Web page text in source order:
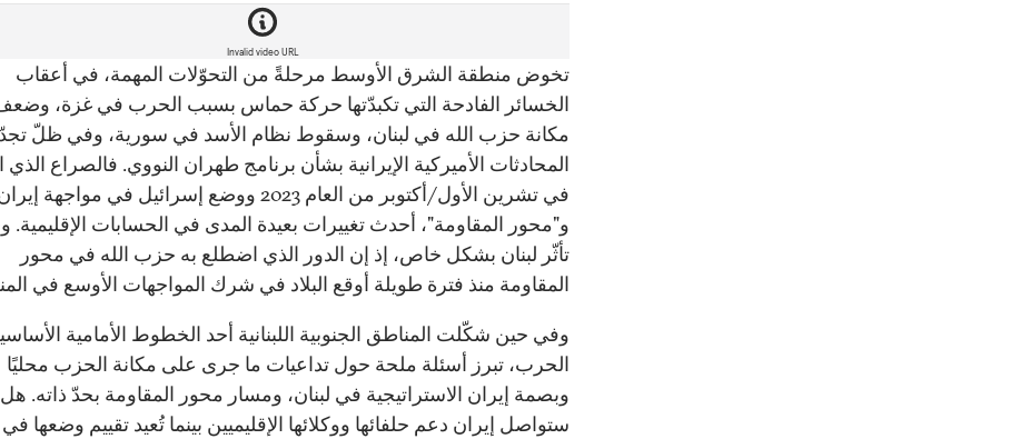
Invalid video URL
تخوض منطقة الشرق الأوسط مرحلةً من التحوّلات المهمة، في أعقاب
الخسائر الفادحة التي تكبدّتها حركة حماس بسبب الحرب في غزة،
مكانة حزب الله في لبنان، وسقوط نظام الأسد في سورية، وفي ظلّ
المحادثات الأميركية الإيرانية بشأن برنامج طهران النووي. فالصراع الذي
في تشرين الأول/أكتوبر من العام 2023 ووضع إسرائيل في مواجهة
و"محور المقاومة"، أحدث تغييرات بعيدة المدى في الحسابات الإقليمية.
تأثّر لبنان بشكل خاص، إذ إن الدور الذي اضطلع به حزب الله في محور
المقاومة منذ فترة طويلة أوقع البلاد في شرك المواجهات الأوسع في
وفي حين شكّلت المناطق الجنوبية اللبنانية أحد الخطوط الأمامية
الحرب، تبرز أسئلة ملحة حول تداعيات ما جرى على مكانة الحزب محليًا
وبصمة إيران الاستراتيجية في لبنان، ومسار محور المقاومة بحدّ ذاته. هل
ستواصل إيران دعم حلفائها ووكلائها الإقليميين بينما تُعيد تقييم وضعها في